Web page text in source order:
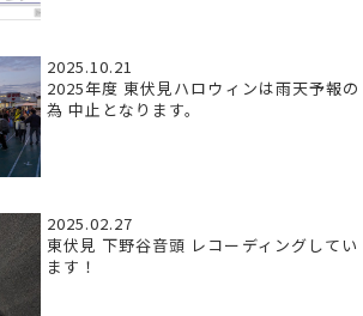
2025.10.21
2025年度 東伏見ハロウィンは雨天予報の
為 中止となります。
2025.02.27
東伏見 下野谷音頭 レコーディングしてい
ます！